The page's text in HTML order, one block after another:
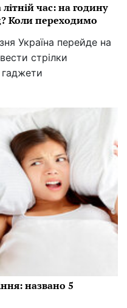
час: на годину
Коли переходимо
Україна перейде на
стрілки
гаджети
названо 5